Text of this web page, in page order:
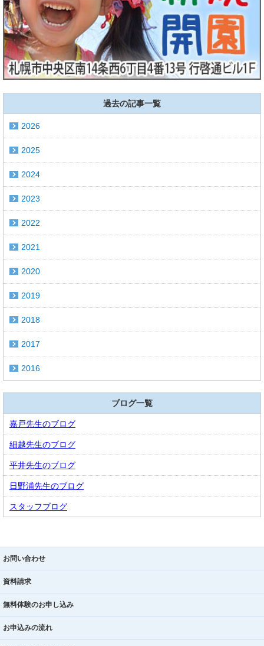
過去の記事一覧
2026
2025
2024
2023
2022
2021
2020
2019
2018
2017
2016
ブログ一覧
嘉戸先生のブログ
細越先生のブログ
平井先生のブログ
日野浦先生のブログ
スタッフブログ
お問い合わせ
資料請求
無料体験のお申し込み
お申込みの流れ